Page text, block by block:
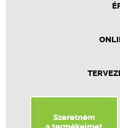
Szeretném
a termékeimet